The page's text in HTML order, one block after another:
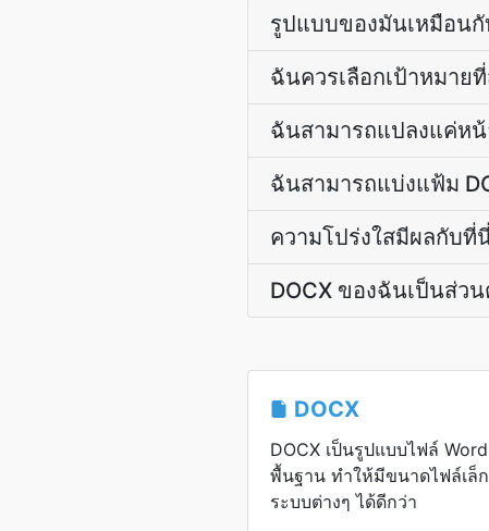
รูปแบบของมันเหมือน
ฉันควรเลือกเป้าหมาย
ฉันสามารถแปลงแค่ห
ฉันสามารถแบ่งแฟ้ม
ความโปร่งใสมีผลกับที่
DOCX ของฉันเป็นส่ว
DOCX
DOCX เป็นรูปแบบไฟล์
พื้นฐาน ทำให้มีขนาดไฟล์เล็
ระบบต่างๆ ได้ดีกว่า